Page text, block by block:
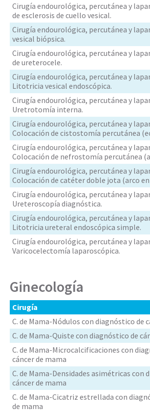
Cirugía endourológica, percutánea y
de esclerosis de cuello vesical.
Cirugía endourológica, percutánea y
vesical biópsica.
Cirugía endourológica, percutánea y
de ureterocele.
Cirugía endourológica, percutánea y
Litotricia vesical endoscópica.
Cirugía endourológica, percutánea y
Uretrotomía interna.
Cirugía endourológica, percutánea y
Colocación de cistostomía percutánea
Cirugía endourológica, percutánea y
Colocación de nefrostomía percutánea
Cirugía endourológica, percutánea y
Colocación de catéter doble jota (arco en
Cirugía endourológica, percutánea y
Ureteroscopía diagnóstica.
Cirugía endourológica, percutánea y
Litotricia ureteral endoscópica simple.
Cirugía endourológica, percutánea y
Varicocelectomía laparoscópica.
Ginecología
Cirugía
C. de Mama-Nódulos con diagnóstico de
C. de Mama-Quiste con diagnóstico de
C. de Mama-Microcalcificaciones con
cáncer de mama
C. de Mama-Densidades asimétricas con
cáncer de mama
C. de Mama-Cicatriz estrellada con
de mama